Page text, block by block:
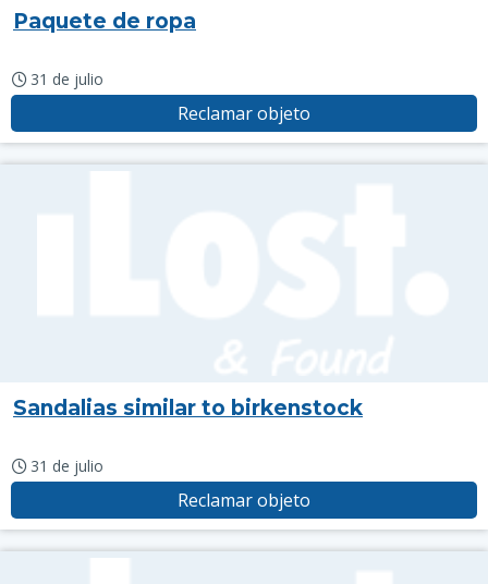
Paquete de ropa
31 de julio
Reclamar objeto
Sandalias similar to birkenstock
31 de julio
Reclamar objeto